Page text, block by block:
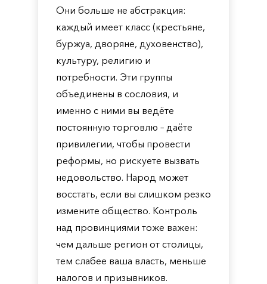
Они больше не абстракция:
каждый имеет класс (крестьяне,
буржуа, дворяне, духовенство),
культуру, религию и
потребности. Эти группы
объединены в сословия, и
именно с ними вы ведёте
постоянную торговлю – даёте
привилегии, чтобы провести
реформы, но рискуете вызвать
недовольство. Народ может
восстать, если вы слишком резко
измените общество. Контроль
над провинциями тоже важен:
чем дальше регион от столицы,
тем слабее ваша власть, меньше
налогов и призывников.